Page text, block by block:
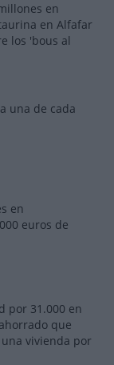
en
en Alfafar
los 'bous al
una de cada
en
euros de
por 31.000 en
que
vivienda por